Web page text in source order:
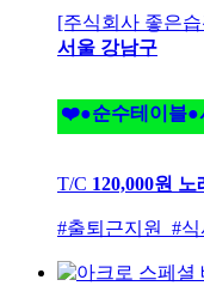
[주식회사 좋은
서울 강남구
❤️●순수테이블●
T/C 120,000원 노
#출퇴근지원 #